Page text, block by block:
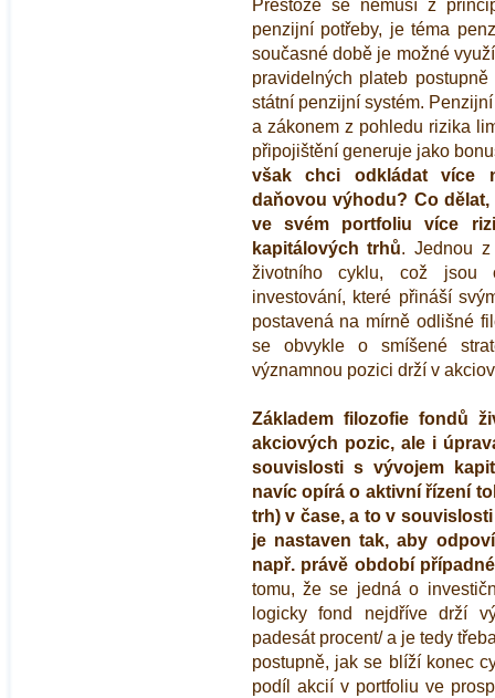
Přestože se nemusí z
penzijní potřeby, je téma
současné době je možné
pravidelných plateb
státní penzijní systém.
a zákonem z pohledu rizika
připojištění generuje jako
však chci odkládat více
daňovou výhodu? Co
ve svém portfoliu více
kapitálových trhů. Jednou
životního cyklu, což jsou
investování, které přináší
postavená na mírně odlišné
se obvykle o smíšené
významnou pozici drží v
Základem filozofie fondů
akciových pozic, ale i
souvislosti s vývojem
navíc opírá o aktivní řízení
trh) v čase, a to v
je nastaven tak, aby
např. právě období
tomu, že se jedná o
logicky fond nejdříve drží
padesát procent/ a je tedy
postupně, jak se blíží konec
podíl akcií v portfoliu ve